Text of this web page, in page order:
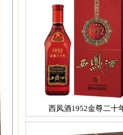
西凤酒1952金尊二十